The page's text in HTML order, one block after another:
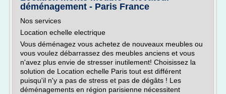
déménagement - Paris France
Nos services
Location echelle electrique
Vous déménagez vous achetez de nouveaux meubles ou
vous voulez débarrassez des meubles anciens et vous
n'avez plus envie de stresser inutilement! Choisissez la
solution de Location echelle Paris tout est différent
puisqu'il n'y a pas de stress et pas de dégâts ! Les
déménagements en région parisienne nécessitent